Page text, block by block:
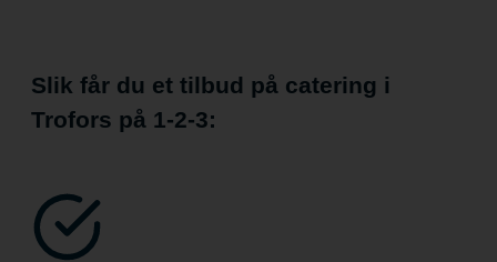
Slik får du et tilbud på catering i
Trofors på 1-2-3: